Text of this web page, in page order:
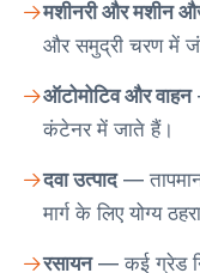
मशीनरी और मशीन
और समुद्री चरण में
ऑटोमोटिव और वाहन
कंटेनर में जाते हैं।
दवा उत्पाद—
मार्ग के लिए योग्य
रसायन— कई ग्रेड